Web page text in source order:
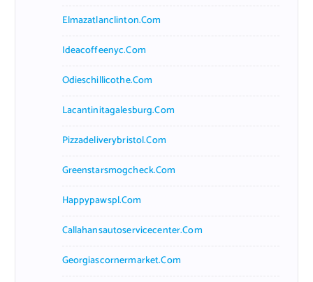
Elmazatlanclinton.com
Ideacoffeenyc.com
Odieschillicothe.com
Lacantinitagalesburg.com
Pizzadeliverybristol.com
Greenstarsmogcheck.com
Happypawspl.com
Callahansautoservicecenter.com
Georgiascornermarket.com